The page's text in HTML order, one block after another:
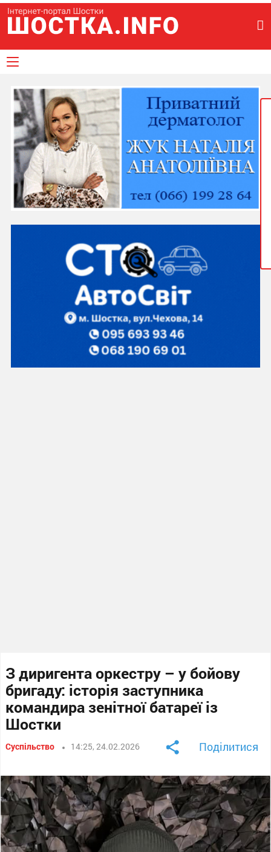
З диригента оркестру – у бойову
бригаду: історія заступника
командира зенітної батареї із
Шостки
Суспільство 14:25, 24.02.2026 Поділитися